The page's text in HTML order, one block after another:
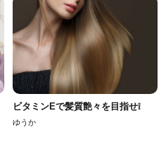
ビタミンEで髪質艶々を目指せ❕
ゆうか